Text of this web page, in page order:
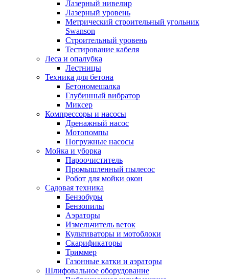
Лазерный нивелир
Лазерный уровень
Метрический строительный угольник
Swanson
Строительный уровень
Тестирование кабеля
Леса и опалубка
Лестницы
Техника для бетона
Бетономешалка
Глубинный вибратор
Миксер
Компрессоры и насосы
Дренажный насос
Мотопомпы
Погружные насосы
Мойка и уборка
Пароочиститель
Промышленный пылесос
Робот для мойки окон
Садовая техника
Бензобуры
Бензопилы
Аэраторы
Измельчитель веток
Культиваторы и мотоблоки
Скарификаторы
Триммер
Газонные катки и аэраторы
Шлифовальное оборудование